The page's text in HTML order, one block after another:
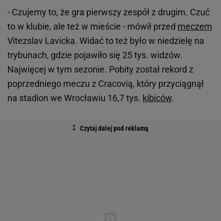
- Czujemy to, że gra pierwszy zespół z drugim. Czuć
to w klubie, ale też w mieście - mówił przed meczem
Vitezslav Lavicka. Widać to też było w niedzielę na
trybunach, gdzie pojawiło się 25 tys. widzów.
Najwięcej w tym sezonie. Pobity został rekord z
poprzedniego meczu z Cracovią, który przyciągnął
na stadion we Wrocławiu 16,7 tys. kibiców.